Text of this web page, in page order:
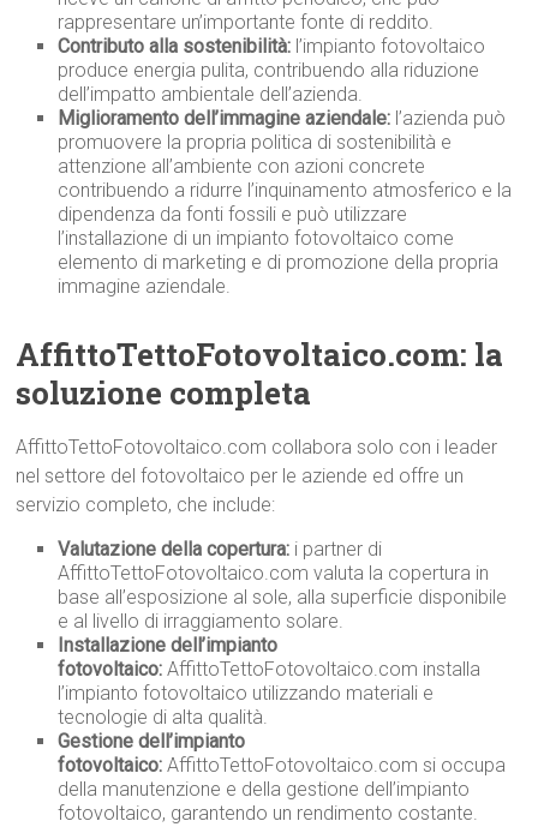
rappresentare un’importante fonte di reddito.
Contributo alla sostenibilità: l’impianto fotovoltaico
produce energia pulita, contribuendo alla riduzione
dell’impatto ambientale dell’azienda.
Miglioramento dell’immagine aziendale: l’azienda può
promuovere la propria politica di sostenibilità e
attenzione all’ambiente con azioni concrete
contribuendo a ridurre l’inquinamento atmosferico e la
dipendenza da fonti fossili e può utilizzare
l’installazione di un impianto fotovoltaico come
elemento di marketing e di promozione della propria
immagine aziendale.
AffittoTettoFotovoltaico.com: la
soluzione completa
AffittoTettoFotovoltaico.com collabora solo con i leader
nel settore del fotovoltaico per le aziende ed offre un
servizio completo, che include:
Valutazione della copertura: i partner di
AffittoTettoFotovoltaico.com valuta la copertura in
base all’esposizione al sole, alla superficie disponibile
e al livello di irraggiamento solare.
Installazione dell’impianto
fotovoltaico: AffittoTettoFotovoltaico.com installa
l’impianto fotovoltaico utilizzando materiali e
tecnologie di alta qualità.
Gestione dell’impianto
fotovoltaico: AffittoTettoFotovoltaico.com si occupa
della manutenzione e della gestione dell’impianto
fotovoltaico, garantendo un rendimento costante.